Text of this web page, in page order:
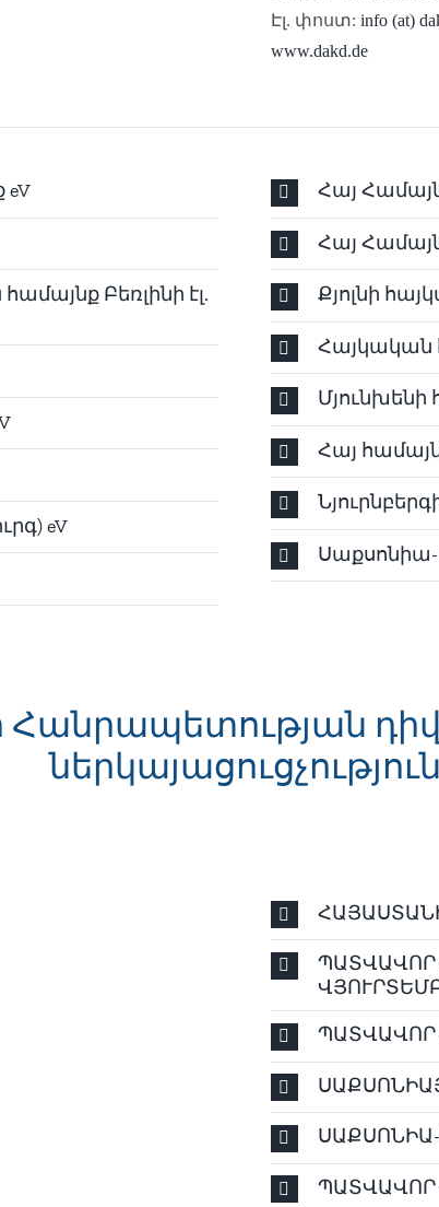
Էլ. փոստ: info (at)
www.dakd.de
Բեռլինի էլ.
eV
Հայ
Հայ
Քյոլնի
Հայկական
Մյունխենի
Հայ
Սաքսոնիա-
ներկայացուցչություն
ՊԱՏՎԱՎՈՐ
ՊԱՏՎԱՎՈՐ
ՊԱՏՎԱՎՈՐ